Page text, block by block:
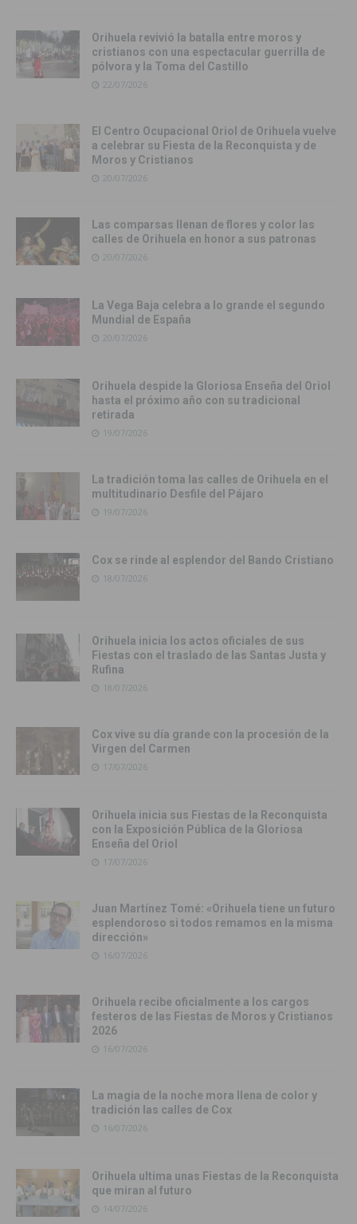
Orihuela revivió la batalla entre moros y
cristianos con una espectacular guerrilla de
pólvora y la Toma del Castillo
22/07/2026
El Centro Ocupacional Oriol de Orihuela vuelve
a celebrar su Fiesta de la Reconquista y de
Moros y Cristianos
20/07/2026
Las comparsas llenan de flores y color las
calles de Orihuela en honor a sus patronas
20/07/2026
La Vega Baja celebra a lo grande el segundo
Mundial de España
20/07/2026
Orihuela despide la Gloriosa Enseña del Oriol
hasta el próximo año con su tradicional
retirada
19/07/2026
La tradición toma las calles de Orihuela en el
multitudinario Desfile del Pájaro
19/07/2026
Cox se rinde al esplendor del Bando Cristiano
18/07/2026
Orihuela inicia los actos oficiales de sus
Fiestas con el traslado de las Santas Justa y
Rufina
18/07/2026
Cox vive su día grande con la procesión de la
Virgen del Carmen
17/07/2026
Orihuela inicia sus Fiestas de la Reconquista
con la Exposición Pública de la Gloriosa
Enseña del Oriol
17/07/2026
Juan Martínez Tomé: «Orihuela tiene un futuro
esplendoroso si todos remamos en la misma
dirección»
16/07/2026
Orihuela recibe oficialmente a los cargos
festeros de las Fiestas de Moros y Cristianos
2026
16/07/2026
La magia de la noche mora llena de color y
tradición las calles de Cox
16/07/2026
Orihuela ultima unas Fiestas de la Reconquista
que miran al futuro
14/07/2026